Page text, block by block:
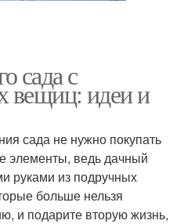
сада с
вещиц: идеи и
сада не нужно покупать
элементы, ведь дачный
руками из подручных
больше нельзя
и подарите вторую жизнь,